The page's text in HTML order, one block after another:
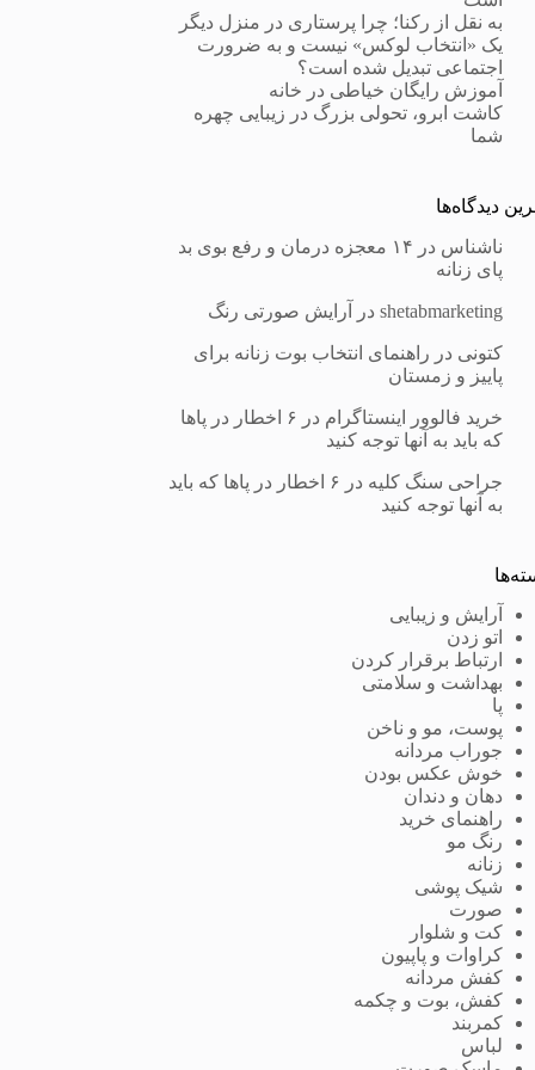
به نقل از رکنا؛ چرا پرستاری در منزل دیگر
یک «انتخاب لوکس» نیست و به ضرورت
اجتماعی تبدیل شده است؟
آموزش رایگان خیاطی در خانه
کاشت ابرو، تحولی بزرگ در زیبایی چهره
شما
دیدگاه‌ها
ناشناس در
۱۴ معجزه درمان و رفع بوی بد
پای زنانه
shetabmarketing در آرایش صورتی رنگ
کتونی در راهنمای انتخاب بوت زنانه برای
پاییز و زمستان
خرید فالوور اینستاگرام در
۶ اخطار در پاها
که باید به آنها توجه کنید
جراحی سنگ کلیه در
۶ اخطار در پاها که باید
به آنها توجه کنید
آرایش و زیبایی
اتو زدن
ارتباط برقرار کردن
بهداشت و سلامتی
پا
پوست، مو و ناخن
جوراب مردانه
خوش عکس بودن
دهان و دندان
راهنمای خرید
رنگ مو
زنانه
شیک پوشی
صورت
کت و شلوار
کراوات و پاپیون
کفش مردانه
کفش، بوت و چکمه
کمربند
لباس